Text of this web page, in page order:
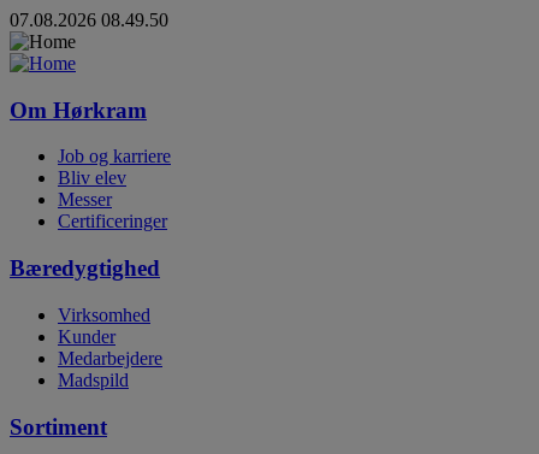
07.08.2026 08.49.50
Om Hørkram
Job og karriere
Bliv elev
Messer
Certificeringer
Bæredygtighed
Virksomhed
Kunder
Medarbejdere
Madspild
Sortiment